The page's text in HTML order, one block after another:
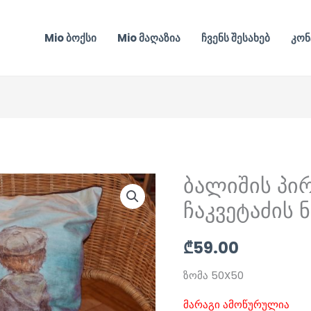
Mio ბოქსი Mio მაღაზია ჩვენს შესახებ
ბალიშის
ჩაკვეტაძის
₾59.00
ზომა 50X50
მარაგი ამოწურულია